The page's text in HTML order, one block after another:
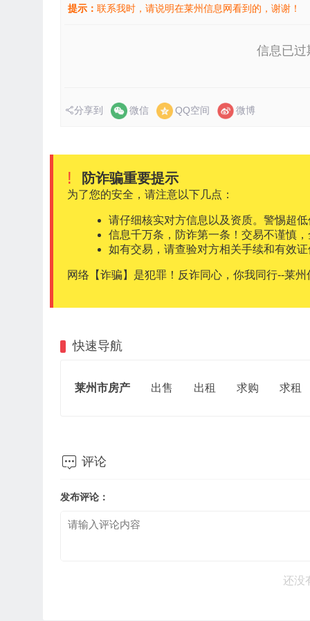
提示： 联系我时，请说明在莱州信息网看到的，谢谢！
信息已过
分享到 微信 QQ空间 微博
! 防诈骗重要提示
为了您的安全，请注意以下几点：
请仔细核实对方信息以及资质。警惕超
信息千万条，防诈第一条！交易不谨慎
如有交易，请查验对方相关手续和有效
网络【诈骗】是犯罪！反诈同心，你我同行--莱州
快速导航
莱州市房产 出售 出租 求购 求租
 评论
发布评论：
还没